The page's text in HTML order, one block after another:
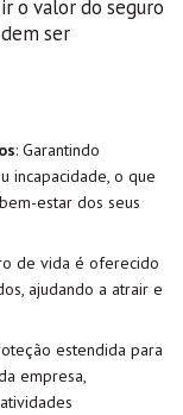
o valor do seguro
ser
: Garantindo
incapacidade, o que
estar dos seus
de vida é oferecido
ajudando a atrair e
estendida para
empresa,